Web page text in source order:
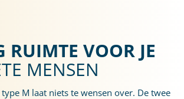
RUIMTE VOOR JE
MENSEN
M laat niets te wensen over. De twee